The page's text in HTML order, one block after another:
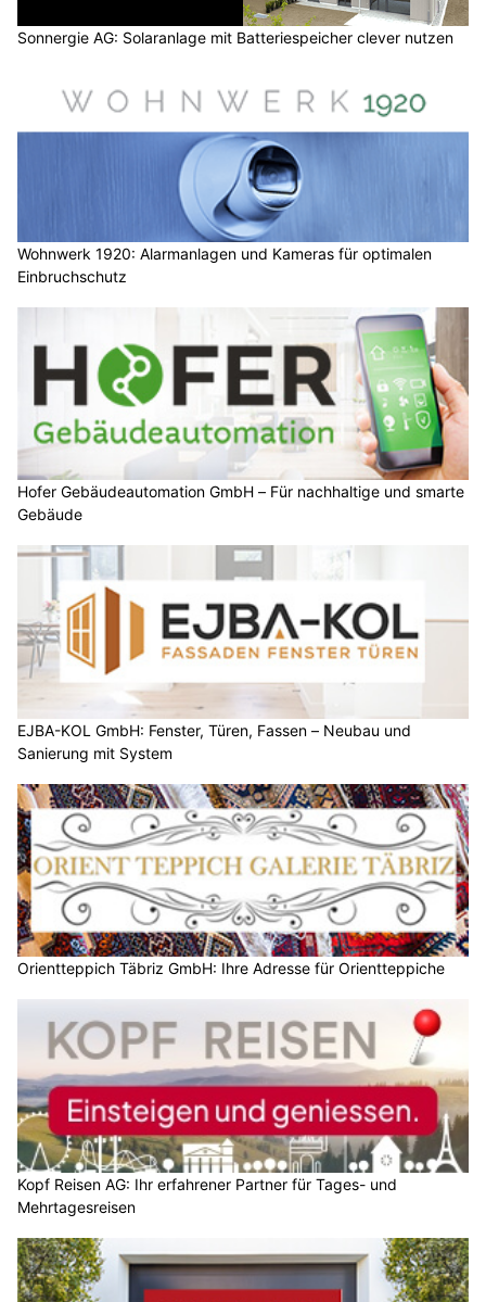
Sonnergie AG: Solaranlage mit Batteriespeicher clever nutzen
Wohnwerk 1920: Alarmanlagen und Kameras für optimalen
Einbruchschutz
Hofer Gebäudeautomation GmbH – Für nachhaltige und smarte
Gebäude
EJBA-KOL GmbH: Fenster, Türen, Fassen – Neubau und
Sanierung mit System
Orientteppich Täbriz GmbH: Ihre Adresse für Orientteppiche
Kopf Reisen AG: Ihr erfahrener Partner für Tages- und
Mehrtagesreisen